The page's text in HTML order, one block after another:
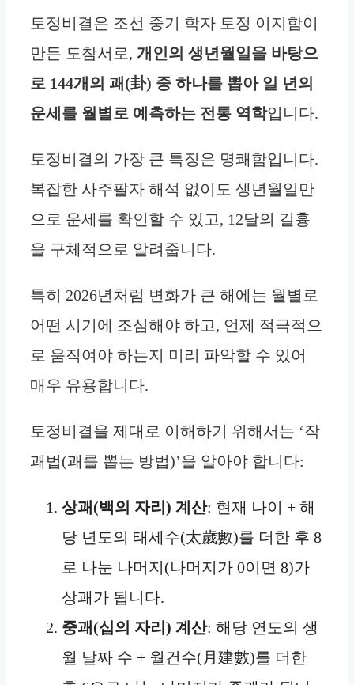
토정비결은 조선 중기 학자 토정 이지함이
만든 도참서로, 개인의 생년월일을 바탕으
로 144개의 괘(卦) 중 하나를 뽑아 일 년의
운세를 월별로 예측하는 전통 역학입니다.
토정비결의 가장 큰 특징은 명쾌함입니다.
복잡한 사주팔자 해석 없이도 생년월일만
으로 운세를 확인할 수 있고, 12달의 길흉
을 구체적으로 알려줍니다.
특히 2026년처럼 변화가 큰 해에는 월별로
어떤 시기에 조심해야 하고, 언제 적극적으
로 움직여야 하는지 미리 파악할 수 있어
매우 유용합니다.
토정비결을 제대로 이해하기 위해서는 ‘작
괘법(괘를 뽑는 방법)’을 알아야 합니다:
상괘(백의 자리) 계산: 현재 나이 + 해
당 년도의 태세수(太歲數)를 더한 후 8
로 나눈 나머지(나머지가 0이면 8)가
상괘가 됩니다.
중괘(십의 자리) 계산: 해당 연도의 생
월 날짜 수 + 월건수(月建數)를 더한